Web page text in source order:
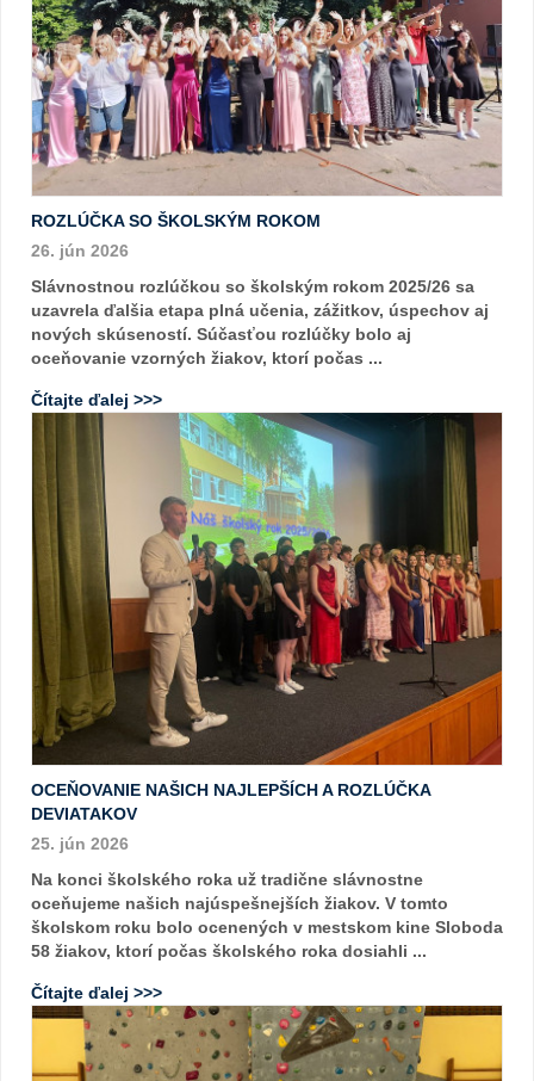
ROZLÚČKA SO ŠKOLSKÝM ROKOM
26. jún 2026
Slávnostnou rozlúčkou so školským rokom 2025/26 sa
uzavrela ďalšia etapa plná učenia, zážitkov, úspechov aj
nových skúseností. Súčasťou rozlúčky bolo aj
oceňovanie vzorných žiakov, ktorí počas ...
Čítajte ďalej >>>
OCEŇOVANIE NAŠICH NAJLEPŠÍCH A ROZLÚČKA
DEVIATAKOV
25. jún 2026
Na konci školského roka už tradične slávnostne
oceňujeme našich najúspešnejších žiakov. V tomto
školskom roku bolo ocenených v mestskom kine Sloboda
58 žiakov, ktorí počas školského roka dosiahli ...
Čítajte ďalej >>>